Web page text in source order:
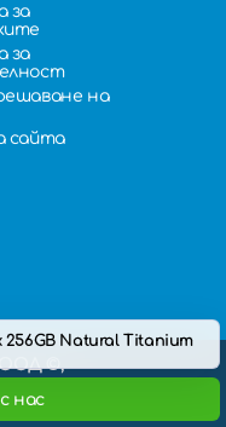
Natural Titanium
за
за
на
сайта
©,
IT
нас